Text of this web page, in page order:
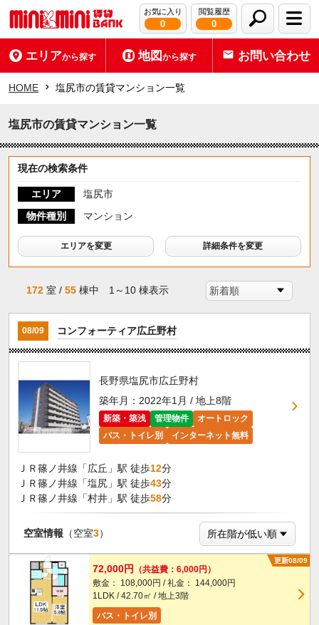
お気に入り
0
閲覧履歴
0
エリアから探す 地図から探す お問い合わせ
HOME 塩尻市の賃貸マンション一覧
塩尻市の賃貸マンション一覧
現在の検索条件
エリア
塩尻市
物件種別
マンション
エリアを変更 詳細条件を変更
172 室 /55 棟中 1～10 棟表示
08/09 コンフォーティア広丘野村
長野県塩尻市広丘野村
築年月：2022年1月 / 地上8階
新築・築浅 管理物件
オートロック
バス・トイレ別
インターネット無料
ＪＲ篠ノ井線「広丘」駅 徒歩12分
ＪＲ篠ノ井線「塩尻」駅 徒歩43分
ＪＲ篠ノ井線「村井」駅 徒歩58分
空室情報 （空室3）
更新08/09
72,000円
（共益費：6,000円）
敷金： 108,000円 / 礼金： 144,000円
1LDK / 42.70㎡ / 地上3階
バス・トイレ別